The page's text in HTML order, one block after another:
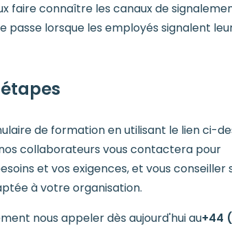
faire connaître les canaux de
passe lorsque les employés signalent
de formation en utilisant le lien ci-
collaborateurs vous contactera pour
et vos exigences, et vous conseiller
à votre organisation.
nous appeler dès aujourd'hui au+44